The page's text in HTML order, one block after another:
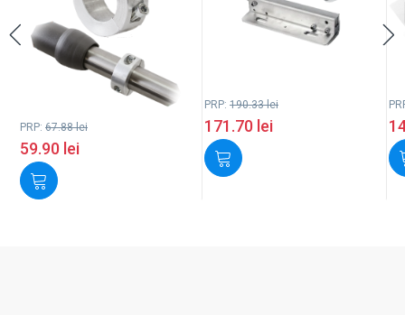
PRP: 67.88lei
59.90 lei
PRP: 190.33lei
171.70 lei